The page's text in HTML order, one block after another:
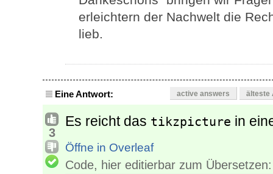
erleichtern der Nachwelt die
lieb.
Eine Antwort: active answers älteste
3
Es reicht das tikzpicture in
Öffne in Overleaf
Code, hier editierbar zum Übersetzen: